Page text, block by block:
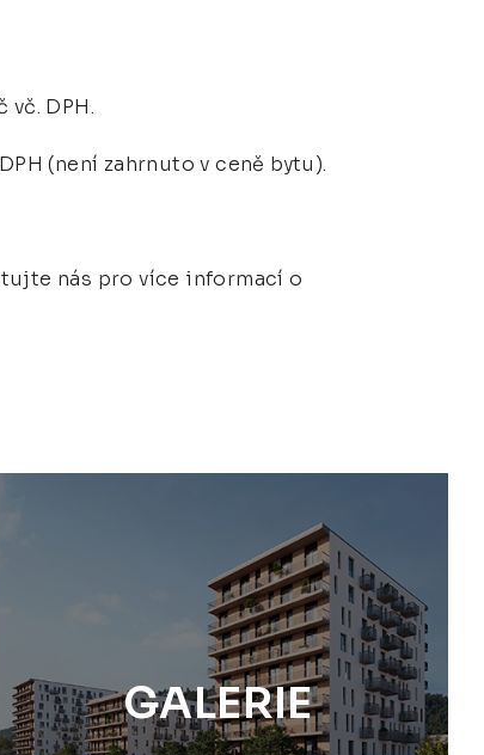
vč. DPH.
(není zahrnuto v ceně bytu).
nás pro více informací o
GALERIE